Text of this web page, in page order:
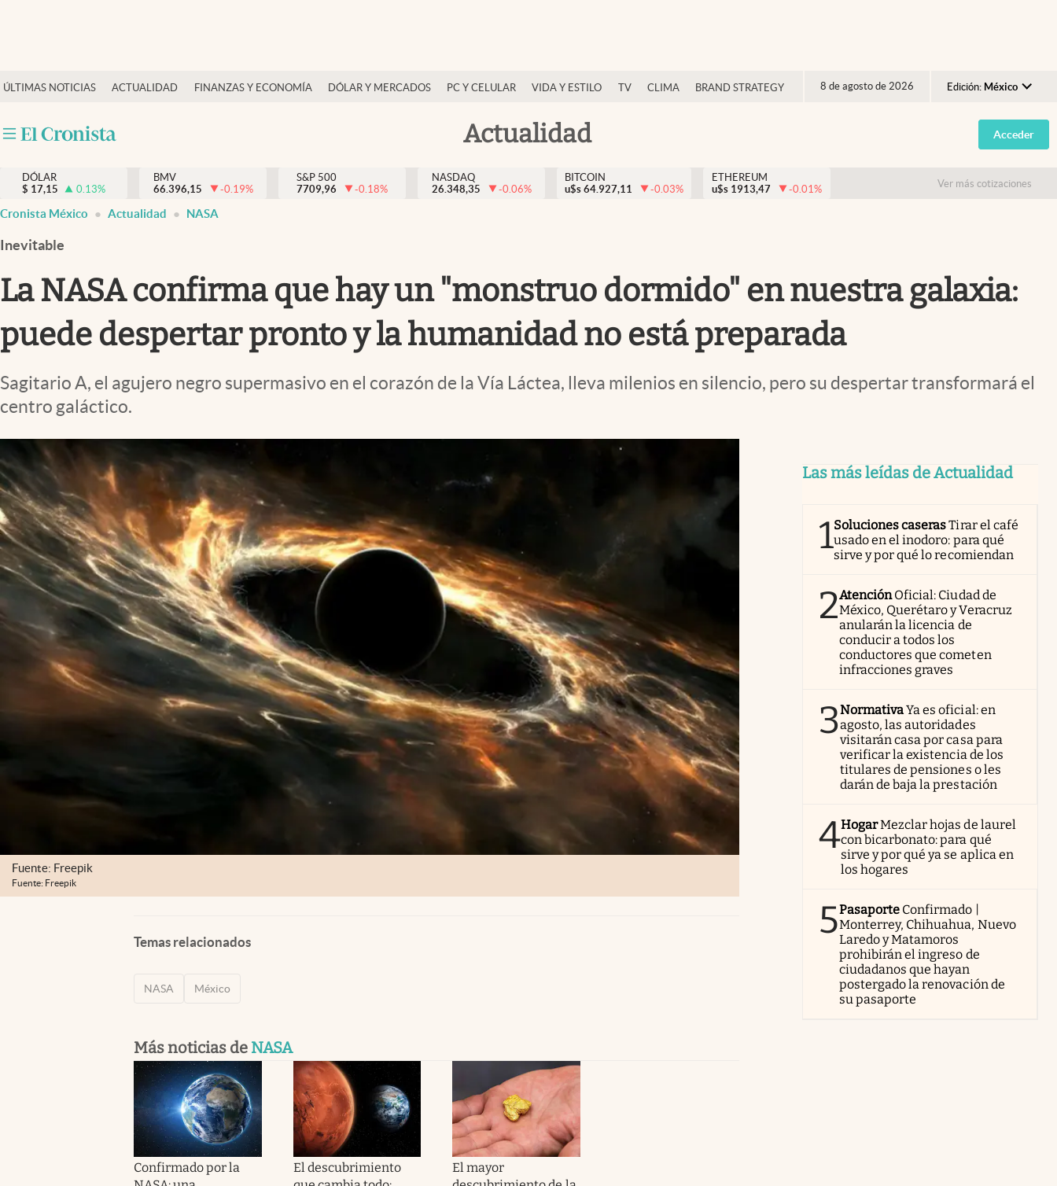
ÚLTIMAS NOTICIAS ACTUALIDAD FINANZAS Y ECONOMÍA DÓLAR Y MERCADOS PC Y CELULAR VIDA Y ESTILO TV CLIMA BRAND STRATEGY 8 de agosto de 2026 Edición: México
Argentina
España
USA
Actualidad
Actualidad
Internacionales
Opinión
Brand Strategy
Vida y estilo
Tv
Espiritualidad
abre en nueva pestaña
Acceder
DÓLAR
$ 17,15 0.13%
BMV
66.396,15
-0.19%
S&P 500
7709,96
-0.18%
NASDAQ
26.348,35
-0.06%
BITCOIN
u$s 64.927,11 -0.03%
ETHEREUM
u$s 1913,47 -0.01% Ver más cotizaciones
Cronista México Actualidad NASA
Inevitable
La NASA confirma que hay un "monstruo dormido" en nuestra galaxia:
puede despertar pronto y la humanidad no está preparada
Sagitario A, el agujero negro supermasivo en el corazón de la Vía Láctea, lleva milenios en silencio, pero su despertar transformará el
centro galáctico.
Fuente: Freepik
Fuente: Freepik
Temas relacionados
NASA México
Más noticias de NASA
Confirmado por la
El descubrimiento
El mayor
Las más leídas de Actualidad
1Soluciones caserasTirar el café
usado en el inodoro: para qué
sirve y por qué lo recomiendan
2AtenciónOficial: Ciudad de
México, Querétaro y Veracruz
anularán la licencia de
conducir a todos los
conductores que cometen
infracciones graves
3NormativaYa es oficial: en
agosto, las autoridades
visitarán casa por casa para
verificar la existencia de los
titulares de pensiones o les
darán de baja la prestación
4HogarMezclar hojas de laurel
con bicarbonato: para qué
sirve y por qué ya se aplica en
los hogares
5Pasaporte Confirmado |
Monterrey, Chihuahua, Nuevo
Laredo y Matamoros
prohibirán el ingreso de
ciudadanos que hayan
postergado la renovación de
su pasaporte